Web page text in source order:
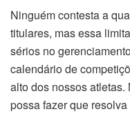
Ninguém contesta a
titulares, mas essa
sérios no
calendário de
alto dos nossos
possa fazer que